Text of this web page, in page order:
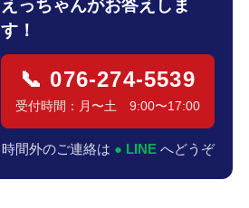
えっちゃんがお答えしま
す！
📞 076-274-5539
受付時間：月〜土 9:00〜17:00
時間外のご連絡は ● LINE へどうぞ